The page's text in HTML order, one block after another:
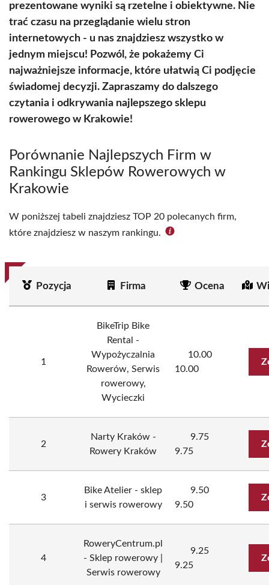
prezentowane wyniki są rzetelne i obiektywne. Nie
trać czasu na przeglądanie wielu stron
internetowych - u nas znajdziesz wszystko w
jednym miejscu! Pozwól, że pokażemy Ci
najważniejsze informacje, które ułatwią Ci podjęcie
świadomej decyzji. Zapraszamy do dalszego
czytania i odkrywania najlepszego sklepu
rowerowego w Krakowie!
Porównanie Najlepszych Firm w
Rankingu Sklepów Rowerowych w
Krakowie
W poniższej tabeli znajdziesz TOP 20 polecanych firm,
które znajdziesz w naszym rankingu.
Pozycja Firma Ocena
1
BikeTrip Bike
Rental -
Wypożyczalnia
Rowerów, Serwis
rowerowy,
Wycieczki
10.00
10.00
2
Narty Kraków -
Rowery Kraków
9.75
9.75
3
Bike Atelier - sklep
i serwis rowerowy
9.50
9.50
4
RoweryCentrum.pl
- Sklep rowerowy |
Serwis rowerowy
9.25
9.25